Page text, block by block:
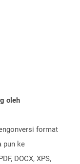
oleh
format
pun ke
DOCX, XPS,